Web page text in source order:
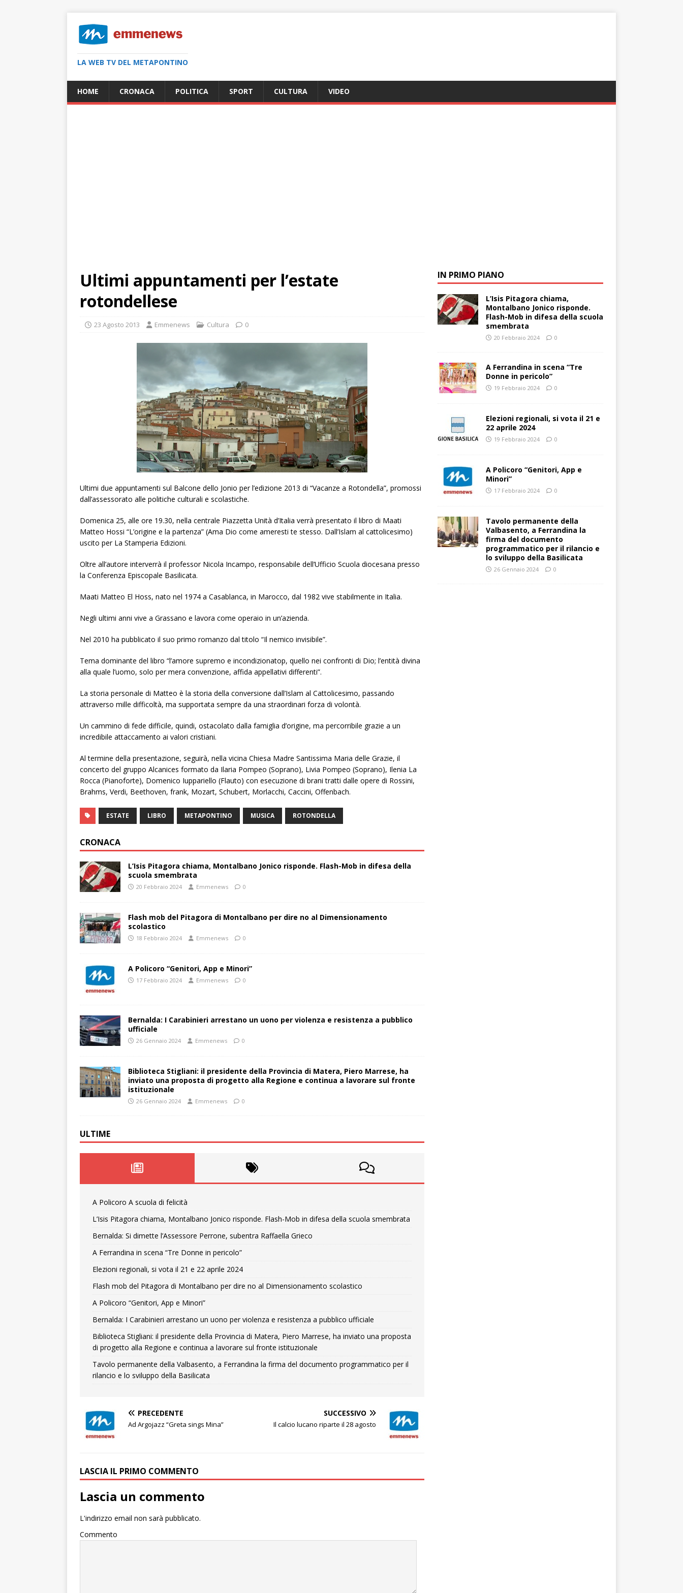
LA WEB TV DEL METAPONTINO
HOME CRONACA POLITICA SPORT CULTURA VIDEO
Ultimi appuntamenti per l’estate
rotondellese
23 Agosto 2013 Emmenews Cultura 0
Ultimi due appuntamenti sul Balcone dello Jonio per l’edizione 2013 di “Vacanze a Rotondella”, promossi
dall’assessorato alle politiche culturali e scolastiche.
Domenica 25, alle ore 19.30, nella centrale Piazzetta Unità d’Italia verrà presentato il libro di Maati
Matteo Hossi “L’origine e la partenza” (Ama Dio come ameresti te stesso. Dall’Islam al cattolicesimo)
uscito per La Stamperia Edizioni.
Oltre all’autore interverrà il professor Nicola Incampo, responsabile dell’Ufficio Scuola diocesana presso
la Conferenza Episcopale Basilicata.
Maati Matteo El Hoss, nato nel 1974 a Casablanca, in Marocco, dal 1982 vive stabilmente in Italia.
Negli ultimi anni vive a Grassano e lavora come operaio in un’azienda.
Nel 2010 ha pubblicato il suo primo romanzo dal titolo “Il nemico invisibile”.
Tema dominante del libro “l’amore supremo e incondizionatop, quello nei confronti di Dio; l’entità divina
alla quale l’uomo, solo per mera convenzione, affida appellativi differenti”.
La storia personale di Matteo è la storia della conversione dall’Islam al Cattolicesimo, passando
attraverso mille difficoltà, ma supportata sempre da una straordinari forza di volontà.
Un cammino di fede difficile, quindi, ostacolato dalla famiglia d’origine, ma percorribile grazie a un
incredibile attaccamento ai valori cristiani.
Al termine della presentazione, seguirà, nella vicina Chiesa Madre Santissima Maria delle Grazie, il
concerto del gruppo Alcanices formato da Ilaria Pompeo (Soprano), Livia Pompeo (Soprano), Ilenia La
Rocca (Pianoforte), Domenico Iuppariello (Flauto) con esecuzione di brani tratti dalle opere di Rossini,
Brahms, Verdi, Beethoven, frank, Mozart, Schubert, Morlacchi, Caccini, Offenbach.
ESTATE LIBRO METAPONTINO MUSICA ROTONDELLA
CRONACA
L’Isis Pitagora chiama, Montalbano Jonico risponde. Flash-Mob in difesa della
scuola smembrata
20 Febbraio 2024 Emmenews 0
Flash mob del Pitagora di Montalbano per dire no al Dimensionamento
scolastico
18 Febbraio 2024 Emmenews 0
A Policoro “Genitori, App e Minori”
17 Febbraio 2024 Emmenews 0
Bernalda: I Carabinieri arrestano un uono per violenza e resistenza a pubblico
ufficiale
26 Gennaio 2024 Emmenews 0
Biblioteca Stigliani: il presidente della Provincia di Matera, Piero Marrese, ha
inviato una proposta di progetto alla Regione e continua a lavorare sul fronte
istituzionale
26 Gennaio 2024 Emmenews 0
ULTIME
A Policoro A scuola di felicità
L’Isis Pitagora chiama, Montalbano Jonico risponde. Flash-Mob in difesa della scuola smembrata
Bernalda: Si dimette l’Assessore Perrone, subentra Raffaella Grieco
A Ferrandina in scena “Tre Donne in pericolo”
Elezioni regionali, si vota il 21 e 22 aprile 2024
Flash mob del Pitagora di Montalbano per dire no al Dimensionamento scolastico
A Policoro “Genitori, App e Minori”
Bernalda: I Carabinieri arrestano un uono per violenza e resistenza a pubblico ufficiale
Biblioteca Stigliani: il presidente della Provincia di Matera, Piero Marrese, ha inviato una proposta
di progetto alla Regione e continua a lavorare sul fronte istituzionale
Tavolo permanente della Valbasento, a Ferrandina la firma del documento programmatico per il
rilancio e lo sviluppo della Basilicata
PRECEDENTE
Ad Argojazz “Greta sings Mina”
SUCCESSIVO
Il calcio lucano riparte il 28 agosto
LASCIA IL PRIMO COMMENTO
Lascia un commento
L'indirizzo email non sarà pubblicato.
Commento
IN PRIMO PIANO
L’Isis Pitagora chiama,
Montalbano Jonico risponde.
Flash-Mob in difesa della scuola
smembrata
20 Febbraio 2024 0
A Ferrandina in scena “Tre
Donne in pericolo”
19 Febbraio 2024 0
Elezioni regionali, si vota il 21 e
22 aprile 2024
19 Febbraio 2024 0
A Policoro “Genitori, App e
Minori”
17 Febbraio 2024 0
Tavolo permanente della
Valbasento, a Ferrandina la
firma del documento
programmatico per il rilancio e
lo sviluppo della Basilicata
26 Gennaio 2024 0